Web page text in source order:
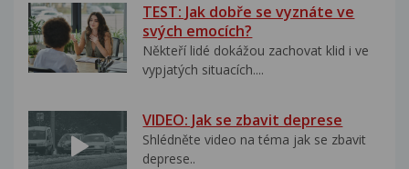
TEST: Jak dobře se vyznáte ve
svých emocích?
Někteří lidé dokážou zachovat klid i ve
vypjatých situacích....
VIDEO: Jak se zbavit deprese
Shlédněte video na téma jak se zbavit
deprese..